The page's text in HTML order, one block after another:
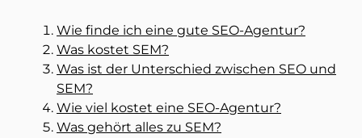
Wie finde ich eine gute SEO-Agentur?
Was kostet SEM?
Was ist der Unterschied zwischen SEO und
SEM?
Wie viel kostet eine SEO-Agentur?
Was gehört alles zu SEM?